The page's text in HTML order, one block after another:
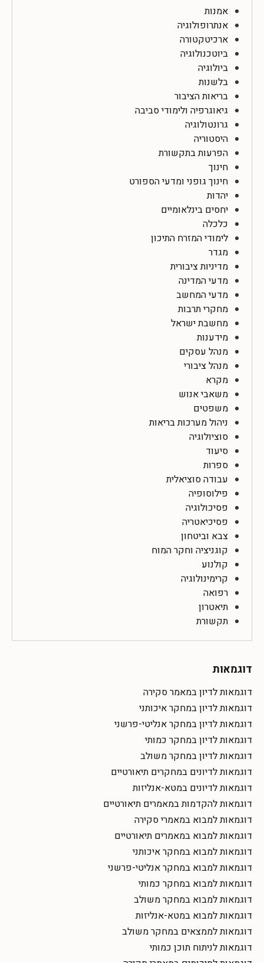
אמנות
אנתרופולוגיה
ארכיטקטורה
ביוטכנולוגיה
ביולוגיה
בלשנות
בריאות הציבור
גיאוגרפיה ולימודי סביבה
גרונטולוגיה
היסטוריה
הפרעות בתקשורת
חינוך
חינוך גופני ומדעי הספורט
יהדות
יחסים בינלאומיים
כלכלה
לימודי המזרח התיכון
מגדר
מדיניות ציבורית
מדעי המדינה
מדעי המחשב
מחקרי תרבות
מחשבת ישראל
מידענות
מנהל עסקים
מנהל ציבורי
מקרא
משאבי אנוש
משפטים
ניהול מערכות בריאות
סוציולוגיה
סיעוד
ספרות
עבודה סוציאלית
פילוסופיה
פסיכולוגיה
פסיכיאטריה
צבא וביטחון
קוגניציה וחקר המוח
קולנוע
קרימינולוגיה
רפואה
תיאטרון
תקשורת
דוגמאות
דוגמאות לדיון במאמר סקירה
דוגמאות לדיון במחקר איכותני
דוגמאות לדיון במחקר אנליטי-פרשני
דוגמאות לדיון במחקר כמותי
דוגמאות לדיון במחקר משולב
דוגמאות לדיונים במחקרים תיאורטיים
דוגמאות לדיונים במטא-אנליזות
דוגמאות להקדמות במאמרים תיאורטיים
דוגמאות למבוא במאמרי סקירה
דוגמאות למבוא במאמרים תיאורטיים
דוגמאות למבוא במחקר איכותני
דוגמאות למבוא במחקר אנליטי-פרשני
דוגמאות למבוא במחקר כמותי
דוגמאות למבוא במחקר משולב
דוגמאות למבוא במטא-אנליזות
דוגמאות לממצאים במחקר משולב
דוגמאות לניתוח תוכן כמותי